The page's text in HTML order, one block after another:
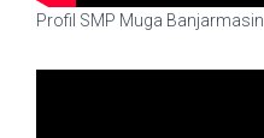
Profil SMP Muga Banjarmasin